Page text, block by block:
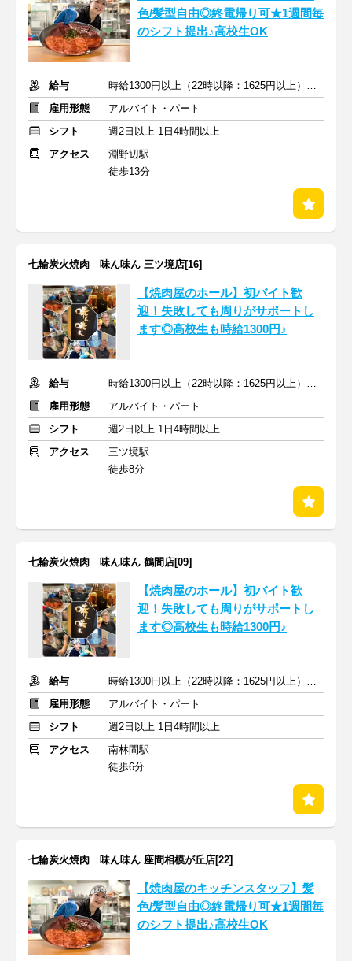
色/髪型自由◎終電帰り可★1週間毎
のシフト提出♪高校生OK
給与
時給1300円以上（22時以降：1625円以上）＋交通費支給
雇用形態
アルバイト・パート
シフト
週2日以上 1日4時間以上
アクセス
淵野辺駅
徒歩13分
七輪炭火焼肉 味ん味ん 三ツ境店[16]
【焼肉屋のホール】初バイト歓
迎！失敗しても周りがサポートし
ます◎高校生も時給1300円♪
給与
時給1300円以上（22時以降：1625円以上）＋交通費支給
雇用形態
アルバイト・パート
シフト
週2日以上 1日4時間以上
アクセス
三ツ境駅
徒歩8分
七輪炭火焼肉 味ん味ん 鶴間店[09]
【焼肉屋のホール】初バイト歓
迎！失敗しても周りがサポートし
ます◎高校生も時給1300円♪
給与
時給1300円以上（22時以降：1625円以上）＋交通費支給
雇用形態
アルバイト・パート
シフト
週2日以上 1日4時間以上
アクセス
南林間駅
徒歩6分
七輪炭火焼肉 味ん味ん 座間相模が丘店[22]
【焼肉屋のキッチンスタッフ】髪
色/髪型自由◎終電帰り可★1週間毎
のシフト提出♪高校生OK